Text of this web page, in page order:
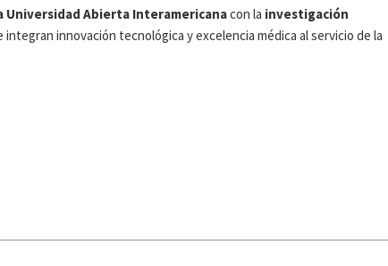
Universidad Abierta Interamericanacon la investigación
innovación tecnológica y excelencia médica al servicio de la